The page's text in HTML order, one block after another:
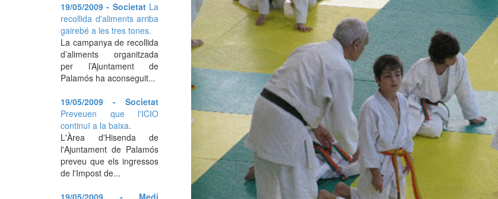
19/05/2009 - Societat La
recollida d'aliments arriba
gairebé a les tres tones.
La campanya de recollida
d’aliments organitzada
per l’Ajuntament de
Palamós ha aconseguit...
19/05/2009 - Societat
Preveuen que l'ICIO
continuï a la baixa.
L'Àrea d'Hisenda de
l'Ajuntament de Palamós
preveu que els ingressos
de l'Impost de...
19/05/2009 - Medi